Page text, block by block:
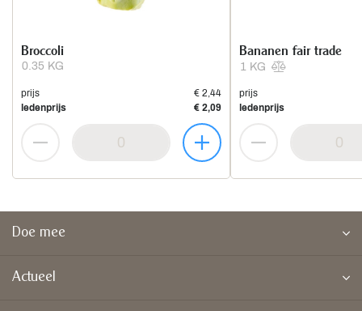
0.35 KG
Broccoli
prijs
€ 2,44
ledenprijs
€ 2,09
1 KG
Bananen fair trade
prijs
ledenprijs
Doe mee
Actueel